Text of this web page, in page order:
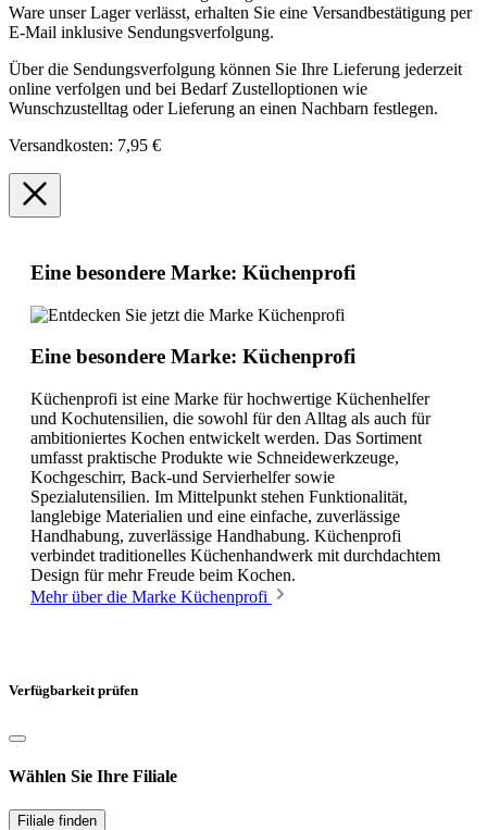
Ware unser Lager verlässt, erhalten Sie eine Versandbestätigung per
E-Mail inklusive Sendungsverfolgung.
Über die Sendungsverfolgung können Sie Ihre Lieferung jederzeit
online verfolgen und bei Bedarf Zustelloptionen wie
Wunschzustelltag oder Lieferung an einen Nachbarn festlegen.
Versandkosten: 7,95 €
Eine besondere Marke: Küchenprofi
Eine besondere Marke: Küchenprofi
Küchenprofi ist eine Marke für hochwertige Küchenhelfer
und Kochutensilien, die sowohl für den Alltag als auch für
ambitioniertes Kochen entwickelt werden. Das Sortiment
umfasst praktische Produkte wie Schneidewerkzeuge,
Kochgeschirr, Back-und Servierhelfer sowie
Spezialutensilien. Im Mittelpunkt stehen Funktionalität,
langlebige Materialien und eine einfache, zuverlässige
Handhabung, zuverlässige Handhabung. Küchenprofi
verbindet traditionelles Küchenhandwerk mit durchdachtem
Design für mehr Freude beim Kochen.
Mehr über die Marke Küchenprofi
Verfügbarkeit prüfen
Wählen Sie Ihre Filiale
Filiale finden